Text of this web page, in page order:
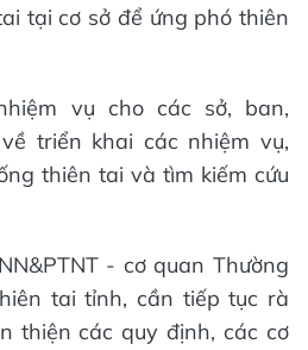
tại cơ sở để ứng phó thiên
vụ cho các sở, ban,
triển khai các nhiệm vụ,
thiên tai và tìm kiếm cứu
- cơ quan Thường
tai tỉnh, cần tiếp tục rà
thiện các quy định, các cơ